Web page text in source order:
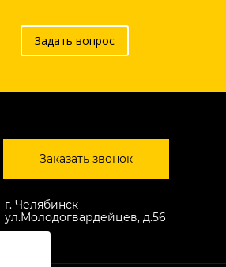
Задать вопрос
Заказать звонок
г. Челябинск
ул.Молодогвардейцев, д.56